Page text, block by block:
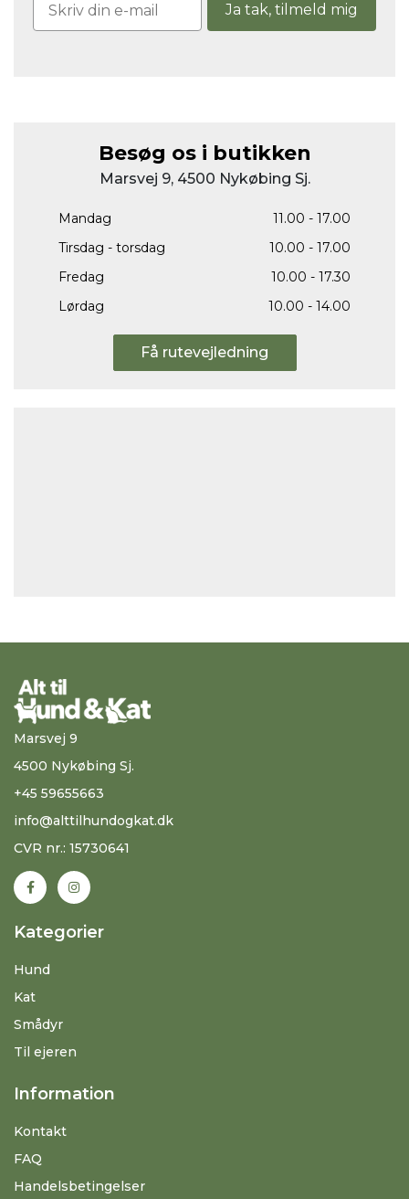
Ja tak, tilmeld mig
Besøg os i butikken
Marsvej 9, 4500 Nykøbing Sj.
Mandag
11.00 - 17.00
Tirsdag - torsdag
10.00 - 17.00
Fredag
10.00 - 17.30
Lørdag
10.00 - 14.00
Få rutevejledning
Marsvej 9
4500 Nykøbing Sj.
+45 59655663
info@alttilhundogkat.dk
CVR nr.: 15730641
Kategorier
Hund
Kat
Smådyr
Til ejeren
Information
Kontakt
FAQ
Handelsbetingelser